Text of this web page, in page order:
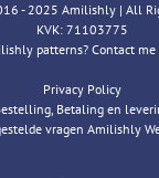
- 2025 Amilishly | All
KVK: 71103775
patterns? Contact
Privacy Policy
Betaling en
vragen Amilishly